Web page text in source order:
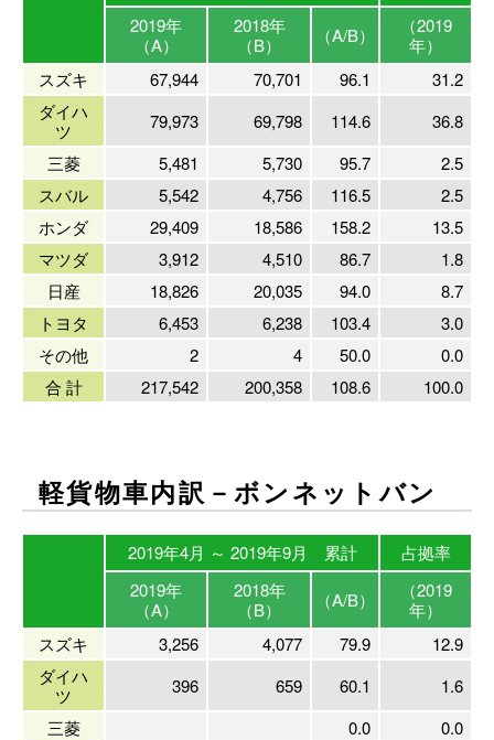
2019年
（A）
2018年
（B）
（A/B）
（2019
年）
スズキ
67,944 70,701 96.1
31.2
ダイハ
ツ
79,973 69,798 114.6
36.8
三菱
5,481 5,730 95.7
2.5
スバル
5,542 4,756 116.5
2.5
ホンダ
29,409 18,586 158.2
13.5
マツダ
3,912 4,510 86.7
1.8
日産
18,826 20,035 94.0
8.7
トヨタ
6,453 6,238 103.4
3.0
その他
2 4 50.0
0.0
合 計
217,542 200,358 108.6 100.0
軽貨物車内訳－ボンネットバン
2019年4月 ～ 2019年9月 累計
占拠率
2019年
（A）
2018年
（B）
（A/B）
（2019
年）
スズキ
3,256 4,077 79.9
12.9
ダイハ
ツ
396 659 60.1
1.6
三菱
0.0
0.0